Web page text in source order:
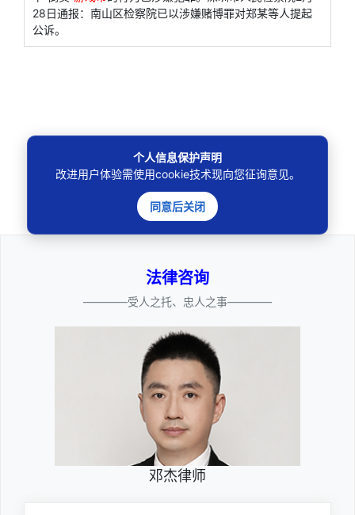
28日通报：南山区检察院已以涉嫌赌博罪对郑某等人提起
公诉。
🔍
法律咨询
————受人之托、忠人之事————
邓杰律师
个人信息保护声明
改进用户体验需使用cookie技术现向您征询意见。
同意后关闭